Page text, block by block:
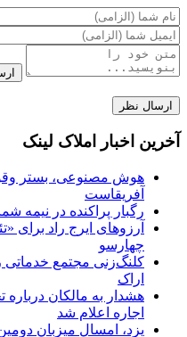
آخرین اخبار املاک لینک
آفریقاست
رگبار پراکنده در نیمه
آرزوهای ایرج راد برای
چهارسو
کلنگ‌زنی مجتمع خدماتی
اراک
هشدار به مالکان
اجاره اعلام شد
یزد، امسال میزبان